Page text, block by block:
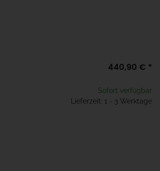
440,90 € *
Sofort verfügbar
Lieferzeit: 1 - 3 Werktage